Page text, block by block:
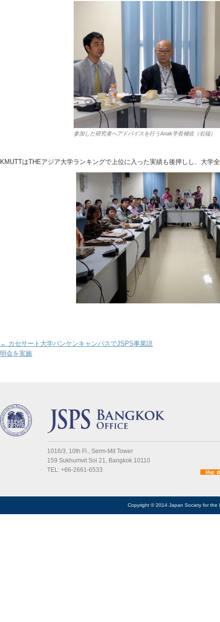
参加した研究者へアドバイスを行うAnak学長補佐（右端）
KMUTTはTHEアジア大学ランキングで上位に入った実績も後押しし、大学
Post navigation
← カセサート大学バンケンキャンパスでJSPS事業説
明会を実施
1016/3, 10th Fl., Serm-Mit Tower
159 Sukhumvit Soi 21, Bangkok 10110
TEL: +66-2661-6533
Copyright © 2014 Japan Society for the